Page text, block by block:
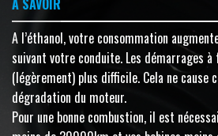
A SAVOIR
A l’éthanol, votre consommation
suivant votre conduite. Les démarrages
(légèrement) plus difficile. Cela ne cause
dégradation du moteur.
Pour une bonne combustion, il est